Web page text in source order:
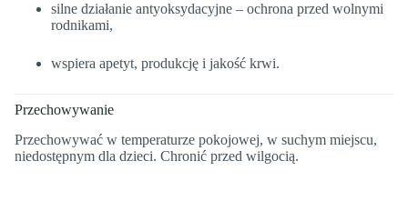
silne działanie antyoksydacyjne – ochrona przed wolnymi
rodnikami,
wspiera apetyt, produkcję i jakość krwi.
Przechowywanie
Przechowywać w temperaturze pokojowej, w suchym miejscu,
niedostępnym dla dzieci. Chronić przed wilgocią.